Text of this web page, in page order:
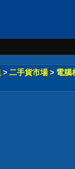
> 二手貨市場 > 電腦